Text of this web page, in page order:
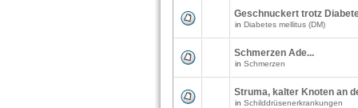
Geschnuckert trotz
in Diabetes mellitus (DM)
Schmerzen Ade...
in Schmerzen
Struma, kalter Knoten an
in Schilddrüsenerkrankungen